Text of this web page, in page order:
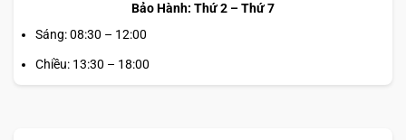
Bảo Hành: Thứ 2 – Thứ 7
Sáng: 08:30 – 12:00
Chiều: 13:30 – 18:00